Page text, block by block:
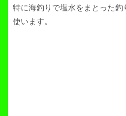
特に海釣りで塩水をまとった釣
使います。